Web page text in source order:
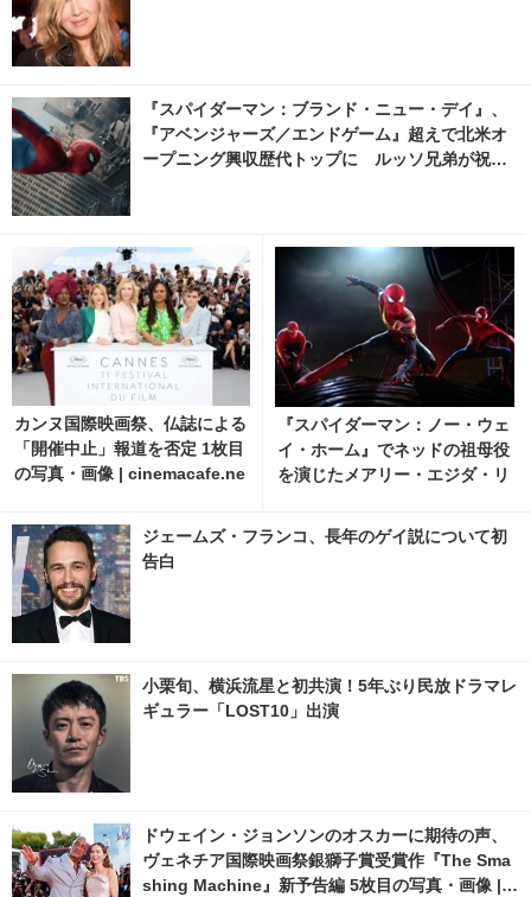
『スパイダーマン：ブランド・ニュー・デイ』、
『アベンジャーズ／エンドゲーム』超えで北米オ
ープニング興収歴代トップに ルッソ兄弟が祝福
カンヌ国際映画祭、仏誌による
「開催中止」報道を否定 1枚目
の写真・画像 | cinemacafe.ne
『スパイダーマン：ノー・ウェ
イ・ホーム』でネッドの祖母役
を演じたメアリー・エジダ・リ
コブ・バタロンが追悼 2枚目の
写真・画像 | cinemacafe.net
ジェームズ・フランコ、長年のゲイ説について初
告白
小栗旬、横浜流星と初共演！5年ぶり民放ドラマレ
ギュラー「LOST10」出演
ドウェイン・ジョンソンのオスカーに期待の声、
ヴェネチア国際映画祭銀獅子賞受賞作『The Sma
shing Machine』新予告編 5枚目の写真・画像 | c